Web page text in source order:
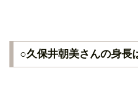
○久保井朝美さんの身長